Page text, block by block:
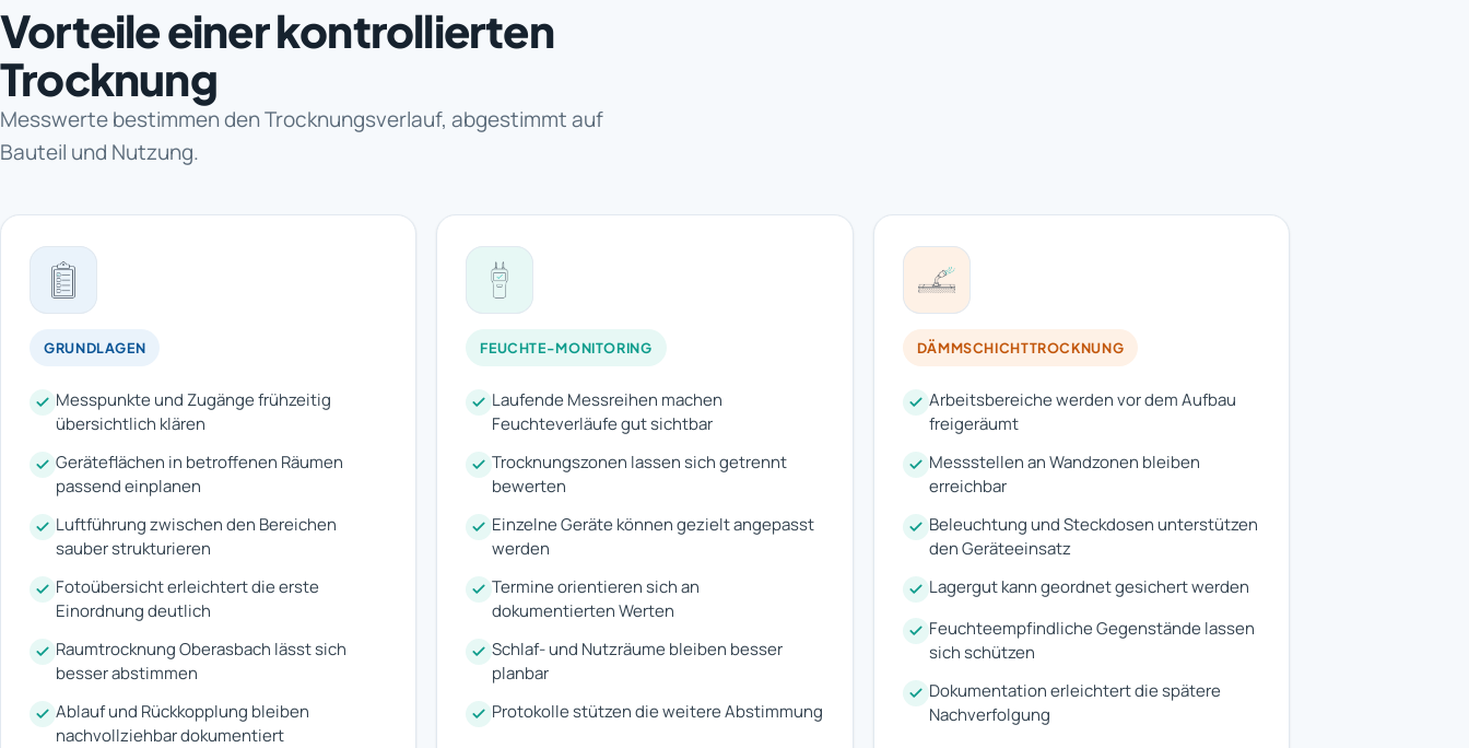
Vorteile einer kontrollierten
Trocknung
Messwerte bestimmen den Trocknungsverlauf, abgestimmt auf
Bauteil und Nutzung.
GRUNDLAGEN
Messpunkte und Zugänge frühzeitig
übersichtlich klären
Geräteflächen in betroffenen Räumen
passend einplanen
Luftführung zwischen den Bereichen
sauber strukturieren
Fotoübersicht erleichtert die erste
Einordnung deutlich
Raumtrocknung Oberasbach lässt sich
besser abstimmen
Ablauf und Rückkopplung bleiben
nachvollziehbar dokumentiert
FEUCHTE-MONITORING
Laufende Messreihen machen
Feuchteverläufe gut sichtbar
Trocknungszonen lassen sich getrennt
bewerten
Einzelne Geräte können gezielt angepasst
werden
Termine orientieren sich an
dokumentierten Werten
Schlaf- und Nutzräume bleiben besser
planbar
Protokolle stützen die weitere Abstimmung
DÄMMSCHICHTTROCKNUNG
Arbeitsbereiche werden vor dem Aufbau
freigeräumt
Messstellen an Wandzonen bleiben
erreichbar
Beleuchtung und Steckdosen unterstützen
den Geräteeinsatz
Lagergut kann geordnet gesichert werden
Feuchteempfindliche Gegenstände lassen
sich schützen
Dokumentation erleichtert die spätere
Nachverfolgung